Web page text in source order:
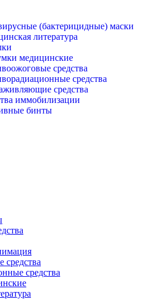
(бактерицидные) маски
литература
медицинские
средства
средства
средства
иммобилизации
бинты
средства
средства